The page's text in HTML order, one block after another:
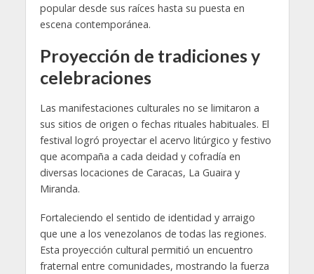
popular desde sus raíces hasta su puesta en
escena contemporánea.
Proyección de tradiciones y
celebraciones
Las manifestaciones culturales no se limitaron a
sus sitios de origen o fechas rituales habituales. El
festival logró proyectar el acervo litúrgico y festivo
que acompaña a cada deidad y cofradía en
diversas locaciones de Caracas, La Guaira y
Miranda.
Fortaleciendo el sentido de identidad y arraigo
que une a los venezolanos de todas las regiones.
Esta proyección cultural permitió un encuentro
fraternal entre comunidades, mostrando la fuerza